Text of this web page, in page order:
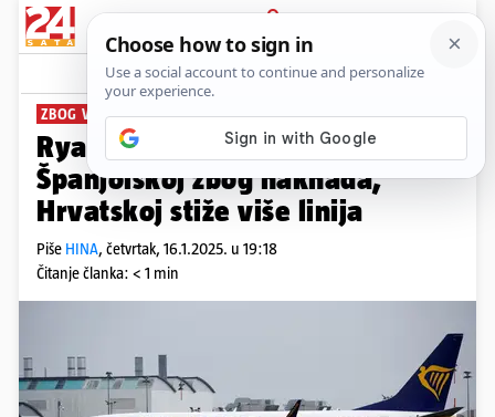
PRIJAVA
News Komentari
ZBOG VISOKE NAKNADE
Ryanair smanjio dio letova
Španjolskoj zbog naknada,
Hrvatskoj stiže više linija
Piše HINA, četvrtak, 16.1.2025. u 19:18
Čitanje članka: < 1 min